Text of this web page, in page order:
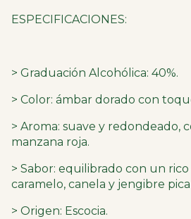
ESPECIFICACIONES:
> Graduación Alcohólica: 40%.
> Color: ámbar dorado con
> Aroma: suave y redondeado,
manzana roja.
> Sabor: equilibrado con un
caramelo, canela y jengibre
> Origen: Escocia.